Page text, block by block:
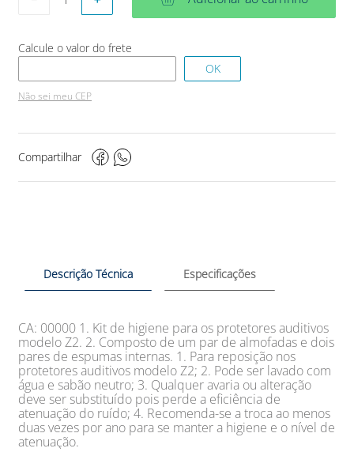
Não sei meu CEP
Compartilhar
Descrição Técnica Especificações
CA: 00000 1. Kit de higiene para os protetores auditivos
modelo Z2. 2. Composto de um par de almofadas e dois
pares de espumas internas. 1. Para reposição nos
protetores auditivos modelo Z2; 2. Pode ser lavado com
água e sabão neutro; 3. Qualquer avaria ou alteração
deve ser substituído pois perde a eficiência de
atenuação do ruído; 4. Recomenda-se a troca ao menos
duas vezes por ano para se manter a higiene e o nível de
atenuação.